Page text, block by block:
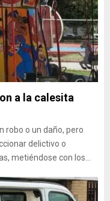
a la calesita
robo o un daño, pero
delictivo o
metiéndose con los...